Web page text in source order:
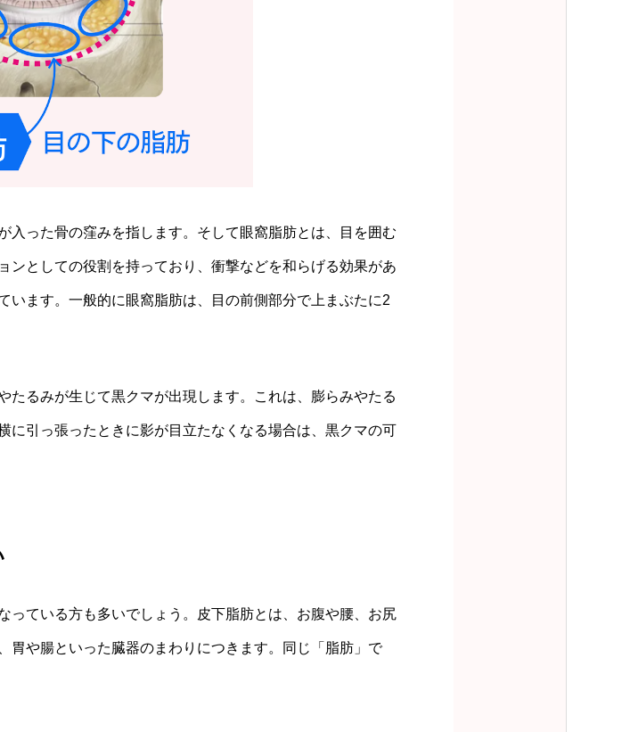
入った骨の窪みを指します。そして眼窩脂肪とは、目を囲む
ンとしての役割を持っており、衝撃などを和らげる効果があ
います。一般的に眼窩脂肪は、目の前側部分で上まぶたに2
たるみが生じて黒クマが出現します。これは、膨らみやたる
に引っ張ったときに影が目立たなくなる場合は、黒クマの可
っている方も多いでしょう。皮下脂肪とは、お腹や腰、お尻
胃や腸といった臓器のまわりにつきます。同じ「脂肪」で